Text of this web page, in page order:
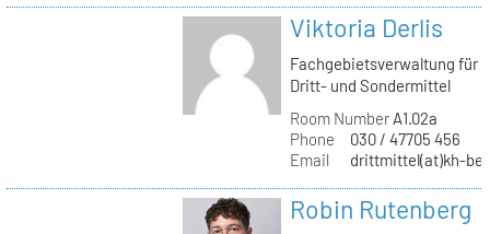
Viktoria Derlis
Fachgebietsverwaltung für
Dritt- und Sondermittel
Room NumberA1.02a
Phone
030 / 47705 456
Email
drittmittel(at)kh-
Robin Rutenberg